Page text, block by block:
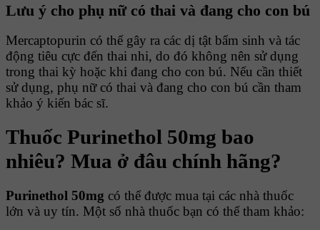
Lưu ý cho phụ nữ có thai và đang cho con bú
Mercaptopurin có thể gây ra các dị tật bẩm sinh và tác
động tiêu cực đến thai nhi, do đó không nên sử dụng
trong thai kỳ hoặc khi đang cho con bú. Nếu cần thiết
sử dụng, phụ nữ có thai và đang cho con bú cần tham
khảo ý kiến bác sĩ.
Thuốc Purinethol 50mg bao
nhiêu? Mua ở đâu chính hãng?
Purinethol 50mg có thể được mua tại các nhà thuốc
lớn và uy tín. Một số nhà thuốc bạn có thể tham khảo: